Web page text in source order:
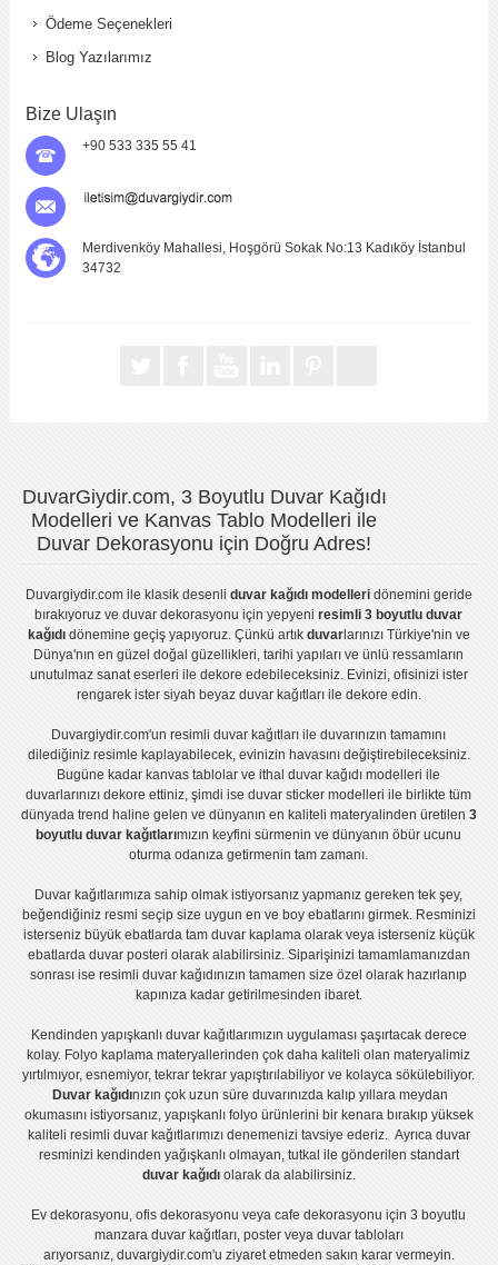
Ödeme Seçenekleri
Blog Yazılarımız
Bize Ulaşın
+90 533 335 55 41
Merdivenköy Mahallesi, Hoşgörü Sokak No:13 Kadıköy İstanbul
34732
DuvarGiydir.com, 3 Boyutlu Duvar Kağıdı
Modelleri ve Kanvas Tablo Modelleri ile
Duvar Dekorasyonu için Doğru Adres!
Duvargiydir.comile klasik desenli duvar kağıdı modelleridönemini geride
bırakıyoruz veduvar dekorasyonu için yepyeniresimli 3 boyutlu duvar
kağıdıdönemine geçiş yapıyoruz. Çünkü artık duvarlarınızı Türkiye'nin ve
Dünya'nın en güzel doğal güzellikleri, tarihi yapıları ve ünlü ressamların
unutulmaz sanat eserleri ile dekore edebileceksiniz. Evinizi, ofisinizi ister
rengarek ister siyah beyaz duvar kağıtlarıile dekore edin.
Duvargiydir.com'unresimli duvar kağıtları ile duvarınızın tamamını
dilediğiniz resimle kaplayabilecek, evinizin havasını değiştirebileceksiniz.
Bugüne kadar kanvas tablo lar veithal duvar kağıdı modelleri ile
duvarlarınızı dekore ettiniz, şimdi iseduvar sticker modelleri ile birlikte tüm
dünyada trend haline gelen ve dünyanın en kaliteli materyalinden üretilen 3
boyutlu duvar kağıtlarımızın keyfini sürmenin ve dünyanın öbür ucunu
oturma odanıza getirmenin tam zamanı.
Duvar kağıtlarımıza sahip olmak istiyorsanız yapmanız gereken tek şey,
beğendiğiniz resmi seçip size uygun en ve boy ebatlarını girmek. Resminizi
isterseniz büyük ebatlarda tam duvar kaplamaolarak veya isterseniz küçük
ebatlarda duvar posteri olarak alabilirsiniz. Siparişinizi tamamlamanızdan
sonrası iseresimli duvar kağıdınızın tamamen size özel olarak hazırlanıp
kapınıza kadar getirilmesinden ibaret.
Kendinden yapışkanlı duvar kağıtlarımızın uygulamasışaşırtacak derece
kolay. Folyo kaplama materyallerinden çok daha kaliteli olanmateryalimiz
yırtılmıyor, esnemiyor, tekrar tekrar yapıştırılabiliyor ve kolayca sökülebiliyor.
Duvar kağıdınızın çok uzun süre duvarınızda kalıp yıllara meydan
okumasını istiyorsanız, yapışkanlı folyoürünlerini bir kenara bırakıp yüksek
kaliteli resimli duvar kağıtlarımızı denemenizi tavsiye ederiz. Ayrıca duvar
resminizi kendinden yağışkanlı olmayan, tutkal ile gönderilen standart
duvar kağıdıolarak da alabilirsiniz.
Ev dekorasyonu,ofis dekorasyonu veyacafe dekorasyonu için3 boyutlu
manzara duvar kağıtları, posterveya duvar tabloları
arıyorsanız, duvargiydir.com'u ziyaret etmeden sakın karar vermeyin.